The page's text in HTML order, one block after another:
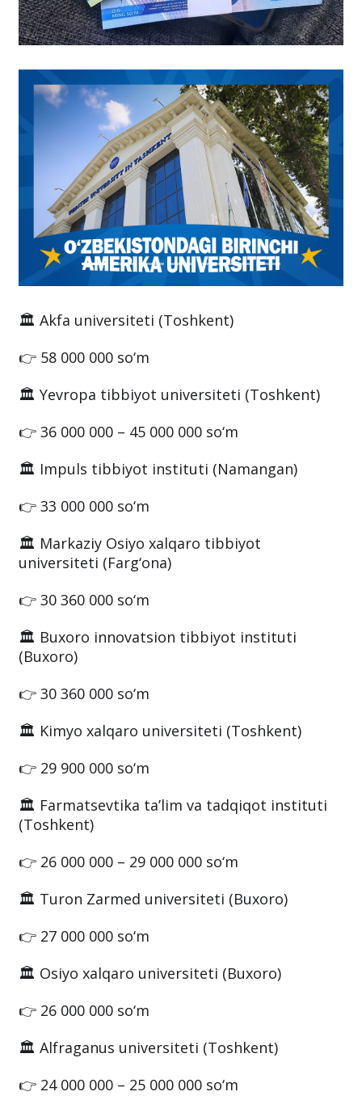
🏛 Akfa universiteti (Toshkent)
👉 58 000 000 so‘m
🏛 Yevropa tibbiyot universiteti (Toshkent)
👉 36 000 000 – 45 000 000 so‘m
🏛 Impuls tibbiyot instituti (Namangan)
👉 33 000 000 so‘m
🏛 Markaziy Osiyo xalqaro tibbiyot
universiteti (Farg‘ona)
👉 30 360 000 so‘m
🏛 Buxoro innovatsion tibbiyot instituti
(Buxoro)
👉 30 360 000 so‘m
🏛 Kimyo xalqaro universiteti (Toshkent)
👉 29 900 000 so‘m
🏛 Farmatsevtika ta’lim va tadqiqot instituti
(Toshkent)
👉 26 000 000 – 29 000 000 so‘m
🏛 Turon Zarmed universiteti (Buxoro)
👉 27 000 000 so‘m
🏛 Osiyo xalqaro universiteti (Buxoro)
👉 26 000 000 so‘m
🏛 Alfraganus universiteti (Toshkent)
👉 24 000 000 – 25 000 000 so‘m